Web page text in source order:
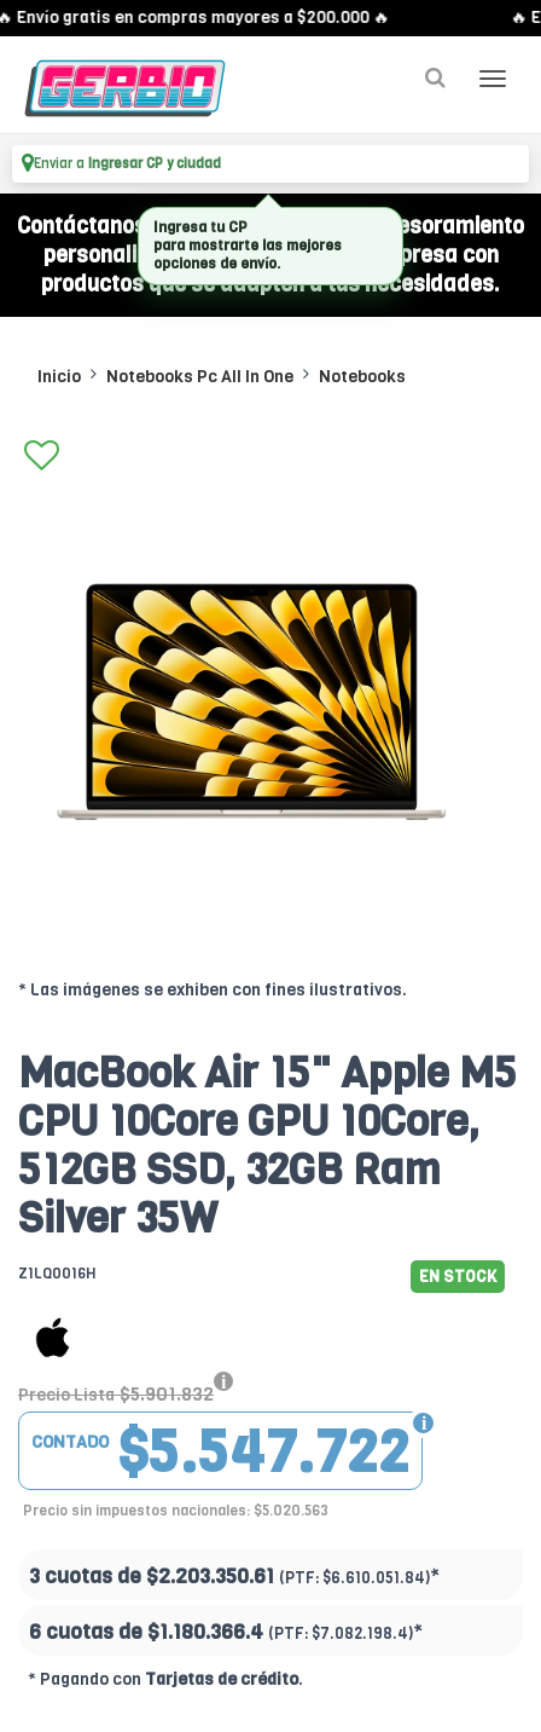
Envío gratis en compras mayores a $200.000 🔥 🔥
Enviar a Ingresar CP y ciudad
Contáctanos por WhatsApp y recibí asesoramiento
personalizado para equipar a tu empresa con
productos que se adapten a tus necesidades.
Inicio Notebooks Pc All In One Notebooks
* Las imágenes se exhiben con fines ilustrativos.
MacBook Air 15" Apple M5
CPU 10Core GPU 10Core,
512GB SSD, 32GB Ram
Silver 35W
Z1LQ0016H EN STOCK
Precio Lista $5.901.832
$5.547.722
CONTADO
Precio sin impuestos nacionales: $5.020.563
3 cuotas de $2.203.350.61 (PTF: $6.610.051.84)*
6 cuotas de $1.180.366.4 (PTF: $7.082.198.4)*
* Pagando con Tarjetas de crédito.